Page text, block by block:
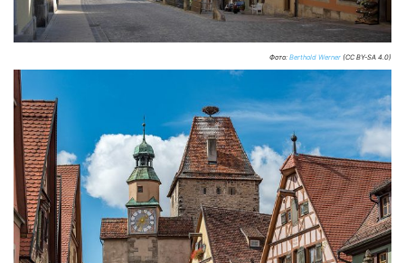
Фото: Berthold Werner (CC BY-SA 4.0)